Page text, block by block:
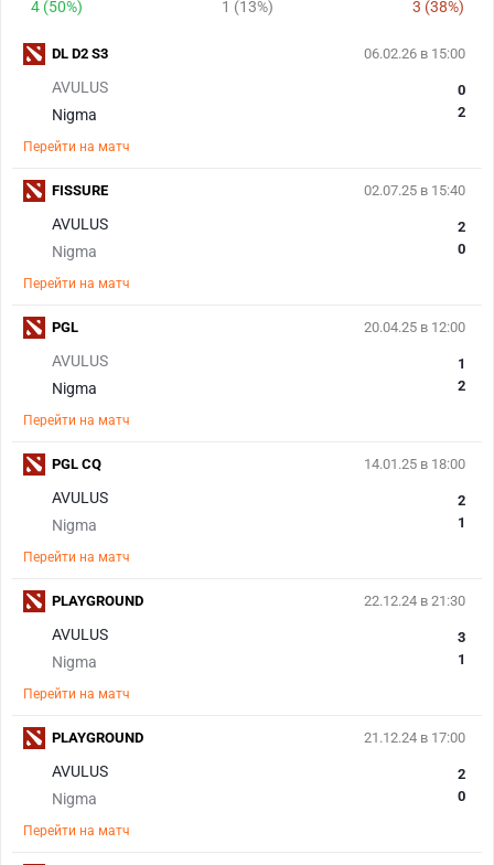
4 (50%) 1 (13%) 3 (38%)
06.02.26 в 15:00
AVULUS
Nigma
0
2
Перейти на матч
DL D2 S3
02.07.25 в 15:40
AVULUS
Nigma
2
0
Перейти на матч
FISSURE
20.04.25 в 12:00
AVULUS
Nigma
1
2
Перейти на матч
PGL
14.01.25 в 18:00
AVULUS
Nigma
2
1
Перейти на матч
PGL CQ
22.12.24 в 21:30
AVULUS
Nigma
3
1
Перейти на матч
PLAYGROUND
21.12.24 в 17:00
AVULUS
Nigma
2
0
Перейти на матч
PLAYGROUND